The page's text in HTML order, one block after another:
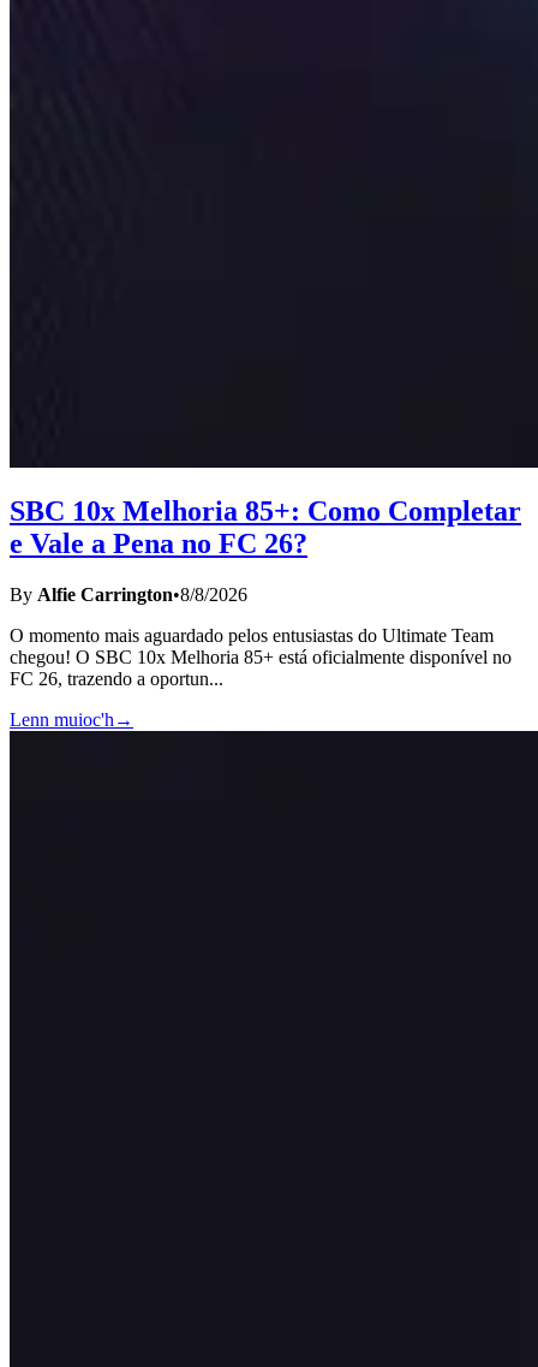
SBC 10x Melhoria 85+: Como Completar
e Vale a Pena no FC 26?
By Alfie Carrington•8/8/2026
O momento mais aguardado pelos entusiastas do Ultimate Team
chegou! O SBC 10x Melhoria 85+ está oficialmente disponível no
FC 26, trazendo a oportun...
Lenn muioc'h →